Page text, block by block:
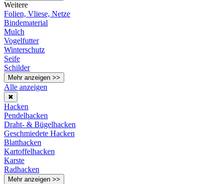
Weitere
Folien, Vliese, Netze
Bindematerial
Mulch
Vogelfutter
Winterschutz
Seife
Schilder
Mehr anzeigen >>
Alle anzeigen
✖
Hacken
Pendelhacken
Draht- & Bügelhacken
Geschmiedete Hacken
Blatthacken
Kartoffelhacken
Karste
Radhacken
Mehr anzeigen >>